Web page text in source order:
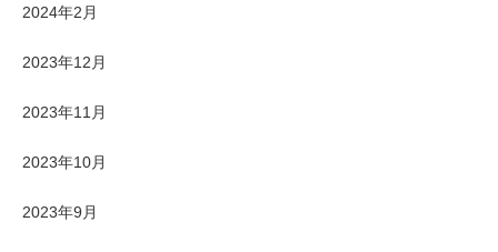
2024年2月
2023年12月
2023年11月
2023年10月
2023年9月